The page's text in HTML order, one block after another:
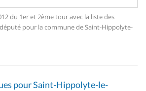
du 1er et 2ème tour avec la liste des
pour la commune de Saint-Hippolyte-
pour Saint-Hippolyte-le-